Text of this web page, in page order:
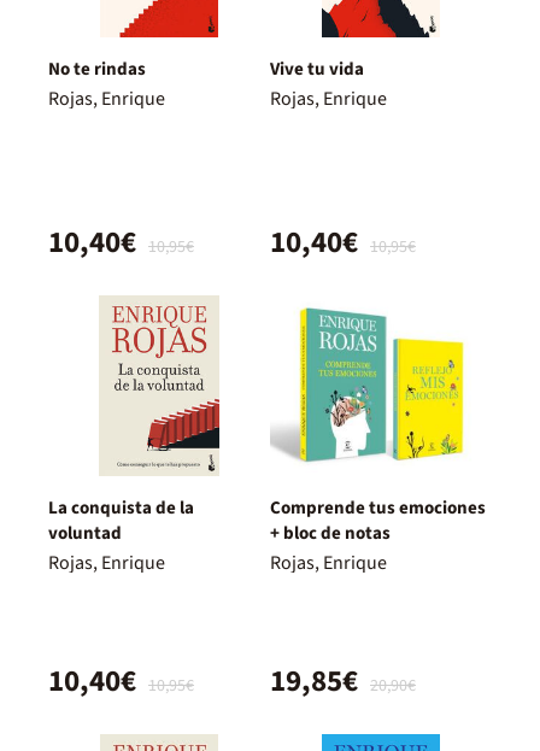
No te rindas
Rojas, Enrique
10,95€
10,40€
Vive tu vida
Rojas, Enrique
10,95€
10,40€
La conquista de la
voluntad
Rojas, Enrique
10,95€
10,40€
Comprende tus emociones
+ bloc de notas
Rojas, Enrique
20,90€
19,85€